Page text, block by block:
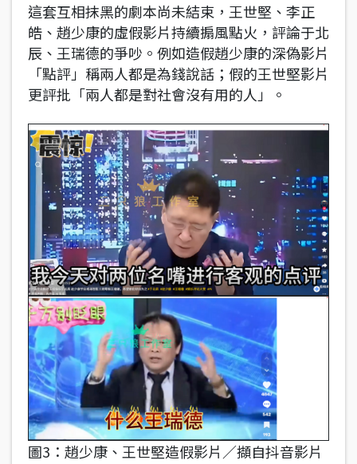
這套互相抹黑的劇本尚未結束，王世堅、李正
皓、趙少康的虛假影片持續搧風點火，評論于北
辰、王瑞德的爭吵。例如造假趙少康的深偽影片
「點評」稱兩人都是為錢說話；假的王世堅影片
更評批「兩人都是對社會沒有用的人」。
圖3：趙少康、王世堅造假影片／擷自抖音影片